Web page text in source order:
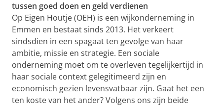
tussen goed doen en geld verdienen
Op Eigen Houtje (OEH) is een wijkonderneming in
Emmen en bestaat sinds 2013. Het verkeert
sindsdien in een spagaat ten gevolge van haar
ambitie, missie en strategie. Een sociale
onderneming moet om te overleven tegelijkertijd in
haar sociale context gelegitimeerd zijn en
economisch gezien levensvatbaar zijn. Gaat het een
ten koste van het ander? Volgens ons zijn beide